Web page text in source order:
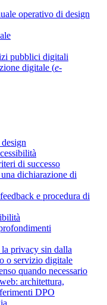
operativo di design
pubblici digitali
digitale (e-
di successo
dichiarazione di
e procedura di
privacy sin dalla
o servizio digitale
quando necessario
architettura,
DPO